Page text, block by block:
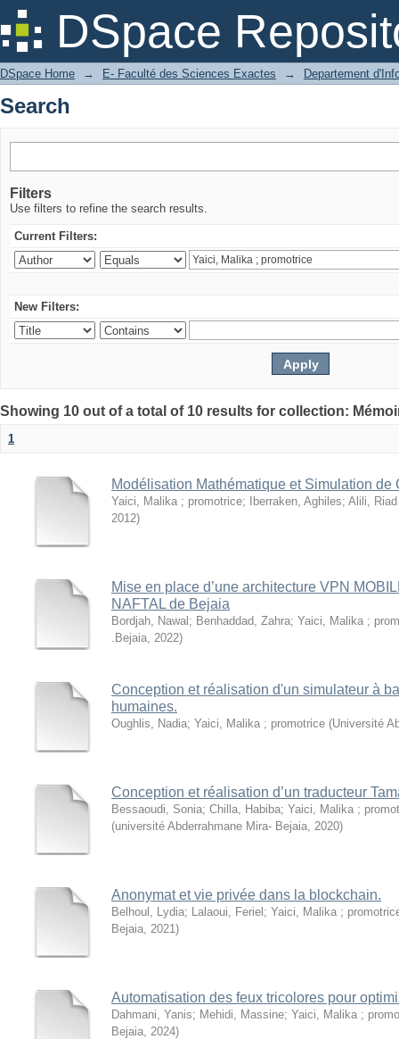
DSpace
Search
DSpace Home → E- Faculté des Sciences Exactes → Departement
Search
Filters
Use filters to refine the search results.
Current Filters:
New Filters:
Showing 10 out of a total of 10 results for collection:
1
Modélisation Mathématique et Simulation de
Yaici, Malika ; promotrice; Iberraken, Aghiles; Alili, Riad
2012)
Mise en place d’une architecture VPN
NAFTAL de Bejaia
Bordjah, Nawal ; Benhaddad, Zahra; Yaici, Malika ;
.Bejaia, 2022)
Conception et réalisation d'un simulateur à
humaines.
Oughlis, Nadia; Yaici, Malika ; promotrice (Université
Conception et réalisation d’un traducteur
Bessaoudi, Sonia; Chilla, Habiba; Yaici, Malika ;
(université Abderrahmane Mira- Bejaia, 2020)
Anonymat et vie privée dans la blockchain.
Belhoul, Lydia; Lalaoui, Feriel ; Yaici, Malika ;
Bejaia, 2021)
Automatisation des feux tricolores pour
Dahmani, Yanis; Mehidi, Massine; Yaici, Malika ;
Bejaia, 2024)